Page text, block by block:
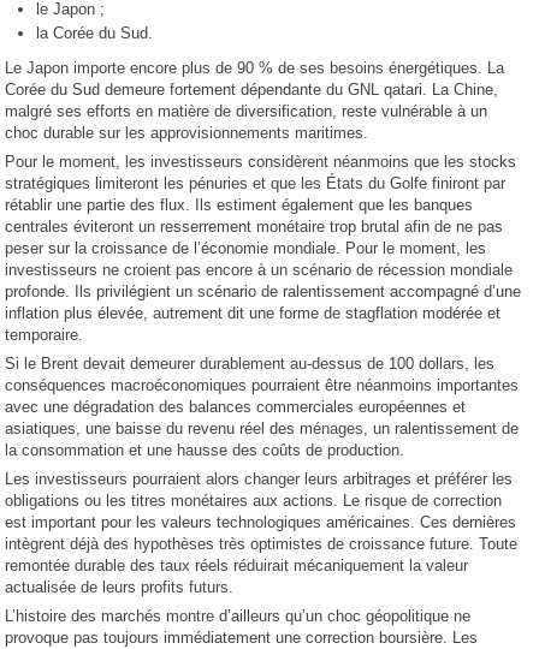
le Japon ;
la Corée du Sud.
Le Japon importe encore plus de 90 % de ses besoins énergétiques. La
Corée du Sud demeure fortement dépendante du GNL qatari. La Chine,
malgré ses efforts en matière de diversification, reste vulnérable à un
choc durable sur les approvisionnements maritimes.
Pour le moment, les investisseurs considèrent néanmoins que les stocks
stratégiques limiteront les pénuries et que les États du Golfe finiront par
rétablir une partie des flux. Ils estiment également que les banques
centrales éviteront un resserrement monétaire trop brutal afin de ne pas
peser sur la croissance de l’économie mondiale. Pour le moment, les
investisseurs ne croient pas encore à un scénario de récession mondiale
profonde. Ils privilégient un scénario de ralentissement accompagné d’une
inflation plus élevée, autrement dit une forme de stagflation modérée et
temporaire.
Si le Brent devait demeurer durablement au-dessus de 100 dollars, les
conséquences macroéconomiques pourraient être néanmoins importantes
avec une dégradation des balances commerciales européennes et
asiatiques, une baisse du revenu réel des ménages, un ralentissement de
la consommation et une hausse des coûts de production.
Les investisseurs pourraient alors changer leurs arbitrages et préférer les
obligations ou les titres monétaires aux actions. Le risque de correction
est important pour les valeurs technologiques américaines. Ces dernières
intègrent déjà des hypothèses très optimistes de croissance future. Toute
remontée durable des taux réels réduirait mécaniquement la valeur
actualisée de leurs profits futurs.
L’histoire des marchés montre d’ailleurs qu’un choc géopolitique ne
provoque pas toujours immédiatement une correction boursière. Les